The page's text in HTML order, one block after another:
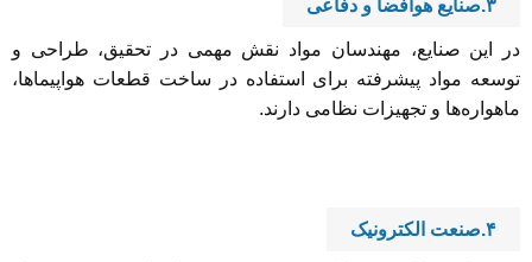
۳.صنایع هوافضا و دفاعی
در این صنایع، مهندسان مواد نقش مهمی در تحقیق، طراحی و
توسعه مواد پیشرفته برای استفاده در ساخت قطعات هواپیماها،
ماهواره‌ها و تجهیزات نظامی دارند.
۴.صنعت الکترونیک